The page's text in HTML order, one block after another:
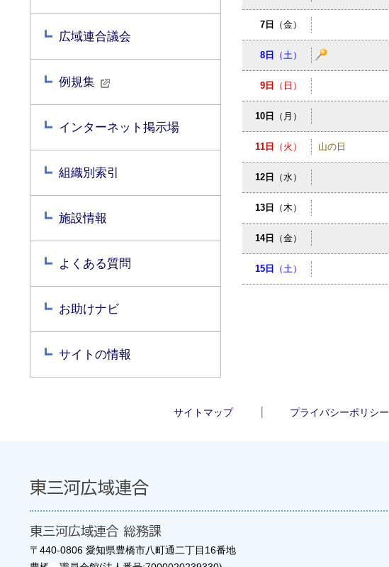
広域連合議会
例規集
インターネット掲示場
組織別索引
施設情報
よくある質問
お助けナビ
サイトの情報
7日 （金）
8日 （土）
9日 （日）
10日 （月）
11日 （火） 山の日
12日 （水）
13日 （木）
14日 （金）
15日 （土）
サイトマップ プライバシーポリシー
東三河広域連合
東三河広域連合 総務課
〒440-0806 愛知県豊橋市八町通二丁目16番地